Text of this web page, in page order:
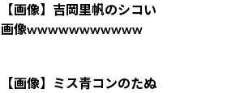
【画像】吉岡里帆のシコい
画像wwwwwwwwwww
【画像】ミス青コンのたぬ